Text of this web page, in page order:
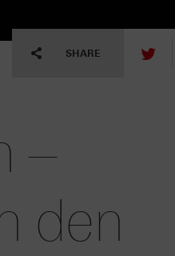
–
den
SHARE